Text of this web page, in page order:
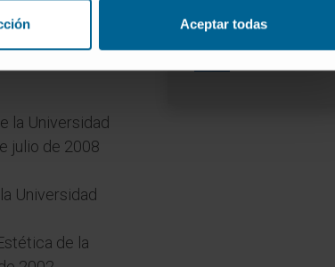
Aceptar todas
la Universidad
julio de 2008
Universidad
de la
RESEARCHID